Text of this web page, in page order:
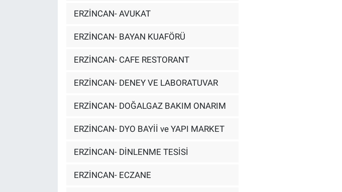
ERZİNCAN- AVUKAT
ERZİNCAN- BAYAN KUAFÖRÜ
ERZİNCAN- CAFE RESTORANT
ERZİNCAN- DENEY VE LABORATUVAR
ERZİNCAN- DOĞALGAZ BAKIM ONARIM
ERZİNCAN- DYO BAYİİ ve YAPI MARKET
ERZİNCAN- DİNLENME TESİSİ
ERZİNCAN- ECZANE